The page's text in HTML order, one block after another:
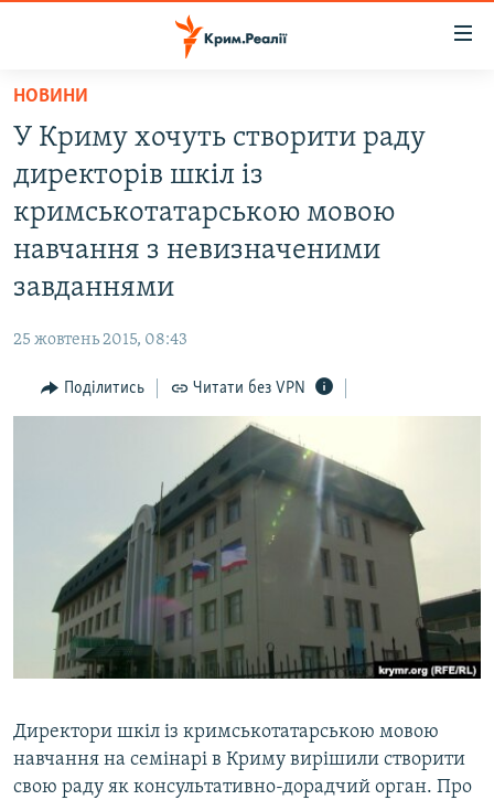
Перейти
основного
матеріалу
Перейти
до
основної
навігації
до
ВОДА.КРИМ
ВІДЕО ТА ФОТО
БЛОГИ
ВСЕ ЗА ДЕНЬ
ВІДЕОУРОКИ «ELIFBE»
СВІДЧЕННЯ ОКУПАЦІЇ
УКРАЇНСЬКА ПРОБЛЕМА КРИМУ
ІНФОГРАФІКА
ЯК ОБІЙТИ БЛОКУВАННЯ
Qırımtatar
ДОЛУЧАЙСЯ!
Усі сайти RFE/RL
НОВИНИ
У Криму хочуть створити раду
директорів шкіл із
кримськотатарською мовою
навчання з невизначеними
завданнями
25 жовтень 2015, 08:43
Поділитись Читати без VPN
Директори шкіл із кримськотатарською мовою
навчання на семінарі в Криму вирішили створити
свою раду як консультативно-дорадчий орган. Про